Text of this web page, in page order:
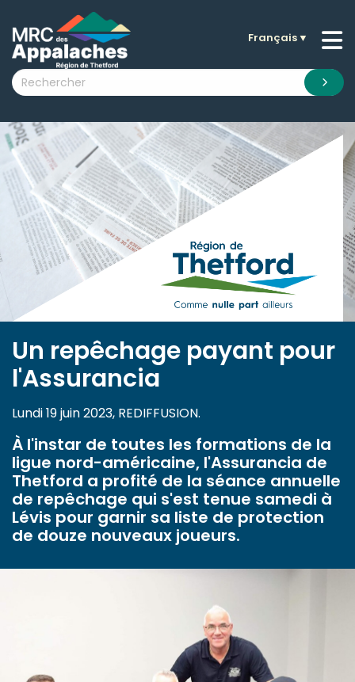
submenu (La MRC )
submenu (Citoyens )
submenu (Visiteurs )
submenu (Nouvelles )
submenu (Documentation )
Français▼
Un repêchage payant pour
l'Assurancia
Lundi 19 juin 2023, REDIFFUSION.
À l'instar de toutes les formations de la
ligue nord-américaine, l'Assurancia de
Thetford a profité de la séance annuelle
de repêchage qui s'est tenue samedi à
Lévis pour garnir sa liste de protection
de douze nouveaux joueurs.